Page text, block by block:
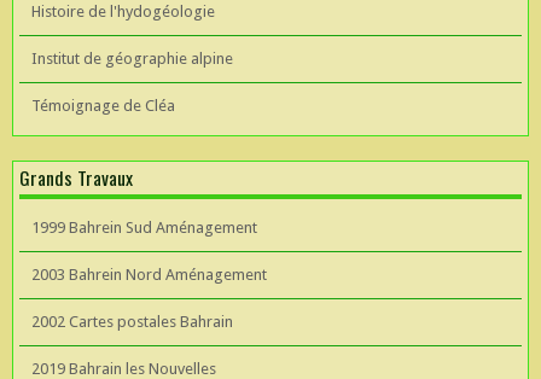
Histoire de l'hydogéologie
Institut de géographie alpine
Témoignage de Cléa
Grands Travaux
1999 Bahrein Sud Aménagement
2003 Bahrein Nord Aménagement
2002 Cartes postales Bahrain
2019 Bahrain les Nouvelles